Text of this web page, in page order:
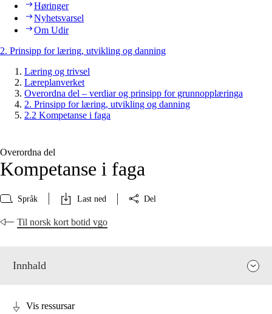
Høringer
Nyhetsvarsel
Om Udir
2. Prinsipp for læring, utvikling og danning
Læring og trivsel
Læreplanverket
Overordna del – verdiar og prinsipp for grunnopplæringa
2. Prinsipp for læring, utvikling og danning
2.2 Kompetanse i faga
Overordna del
Kompetanse i faga
Språk Last ned Del
Til norsk kort botid vgo
Innhald
Vis ressursar